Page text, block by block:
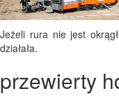
Jeżeli rura nie jest
działała.
przewierty